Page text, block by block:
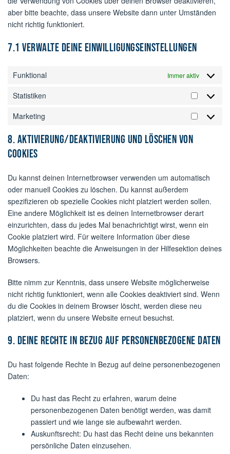
aber bitte beachte, dass unsere Website dann unter Umständen
nicht richtig funktioniert.
7.1 Verwalte deine Einwilligungseinstellungen
Funktional Immer aktiv
Statistiken
Marketing
8. Aktivierung/Deaktivierung und Löschen von
Cookies
Du kannst deinen Internetbrowser verwenden um automatisch
oder manuell Cookies zu löschen. Du kannst außerdem
spezifizieren ob spezielle Cookies nicht platziert werden sollen.
Eine andere Möglichkeit ist es deinen Internetbrowser derart
einzurichten, dass du jedes Mal benachrichtigt wirst, wenn ein
Cookie platziert wird. Für weitere Information über diese
Möglichkeiten beachte die Anweisungen in der Hilfesektion deines
Browsers.
Bitte nimm zur Kenntnis, dass unsere Website möglicherweise
nicht richtig funktioniert, wenn alle Cookies deaktiviert sind. Wenn
du die Cookies in deinem Browser löscht, werden diese neu
platziert, wenn du unsere Website erneut besuchst.
9. Deine Rechte in Bezug auf personenbezogene Daten
Du hast folgende Rechte in Bezug auf deine personenbezogenen
Daten:
Du hast das Recht zu erfahren, warum deine
personenbezogenen Daten benötigt werden, was damit
passiert und wie lange sie aufbewahrt werden.
Auskunftsrecht: Du hast das Recht deine uns bekannten
persönliche Daten einzusehen.